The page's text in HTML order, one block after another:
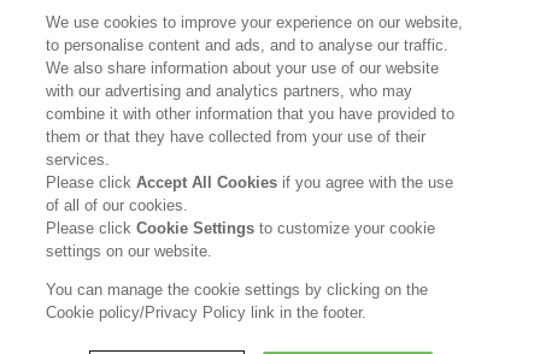
Home 花王について
サステナビリティ イノベーション
ブランド 投資家情報
ニュースルーム 採用情報
利用規約 花王のアクセシビリティ 個人情報保護方針
利用者情報の外部送信 ソーシャルメディアポリシー
We use cookies to improve your experience on our website,
to personalise content and ads, and to analyse our traffic.
We also share information about your use of our website
with our advertising and analytics partners, who may
combine it with other information that you have provided to
them or that they have collected from your use of their
services.
Please clickAccept All Cookies if you agree with the use
of all of our cookies.
Please clickCookie Settingsto customize your cookie
settings on our website.
You can manage the cookie settings by clicking on the
Cookie policy/Privacy Policy link in the footer.